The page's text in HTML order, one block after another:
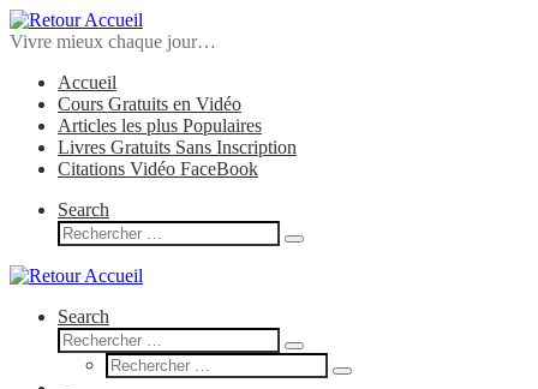
Skip
to
Vivre mieux chaque jour…
Accueil
Cours Gratuits en Vidéo
Articles les plus Populaires
Livres Gratuits Sans Inscription
Citations Vidéo FaceBook
Search
Search
Rechercher
Search
Search
Rechercher
…
Search
Rechercher